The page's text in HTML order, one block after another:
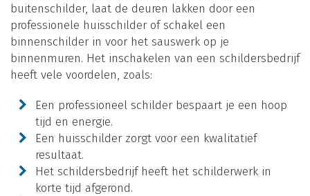
buitenschilder, laat de deuren lakken door een
professionele huisschilder of schakel een
binnenschilder in voor het sauswerk op je
binnenmuren. Het inschakelen van een schildersbedrijf
heeft vele voordelen, zoals:
Een professioneel schilder bespaart je een hoop
tijd en energie.
Een huisschilder zorgt voor een kwalitatief
resultaat.
Het schildersbedrijf heeft het schilderwerk in
korte tijd afgerond.